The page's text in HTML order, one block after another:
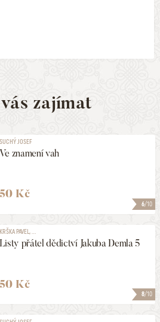
zajímat
6/10
SUCHÝ JOSEF
Ve znamení vah
50 Kč
8/10
KRŠKA PAVEL, ...
Listy přátel dědictví Jakuba Demla 5
50 Kč